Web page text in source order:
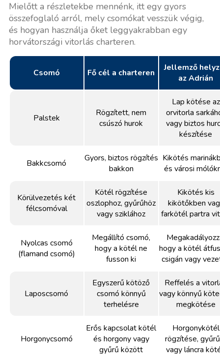
Mielőtt a részletekbe mennénk, itt egy gyors
összefoglaló arról, mely csomókat vesszük végig,
és hogyan használja őket leggyakrabban egy
horvátországi vitorlás charteren.
Csomó Fő cél a charteren
Jellemző
az Adrián
Palstek
Rögzített, nem
csúszó hurok
Lap kötése az
orvitorla
vagy biztos
készítése
Bakkcsomó
Gyors, biztos rögzítés
bakkon
Kikötés
és városi
Körülvezetés két
félcsomóval
Kötél rögzítése
oszlophoz, gyűrűhöz
vagy sziklához
Kikötés kis
kikötőkben
farkötél partra
Nyolcas csomó
(flamand csomó)
Megállító csomó,
hogy a kötél ne
fusson ki
hogy a kötél
csigán vagy
Laposcsomó
Egyszerű kötöző
csomó könnyű
terhelésre
Reffelés a
vagy könnyű
megkötése
Horgonycsomó
Erős kapcsolat kötél
és horgony vagy
gyűrű között
Horgonykötél
rögzítése,
vagy láncra